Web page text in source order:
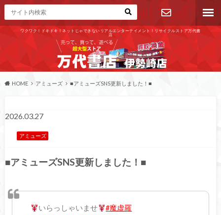
ワクワク！ドキドキ！ネットじゃできないリアルエンターテイメント！リサイクルストア万代書
店
お問い合わ
せ
HOME アミューズ ■アミューズSNS更新しました！■
2026.03.27
アミューズ
■アミューズSNS更新しました！■
いらっしゃいませ
#魔虚羅